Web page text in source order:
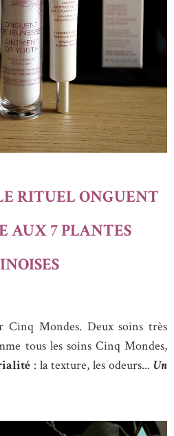
RITUEL ONGUENT
AUX 7 PLANTES
Cinq Mondes. Deux soins très
tous les soins Cinq Mondes,
: la texture, les odeurs... Un